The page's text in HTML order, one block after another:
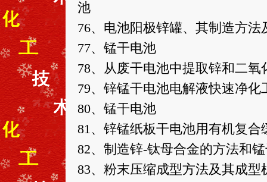
池
76、电池阳极锌罐、其制造方
77、锰干电池
78、从废干电池中提取锌和二氧
79、锌锰干电池电解液快速净化
80、锰干电池
81、锌锰纸板干电池用有机复合
82、制造锌-钛母合金的方法和
83、粉末压缩成型方法及其成型